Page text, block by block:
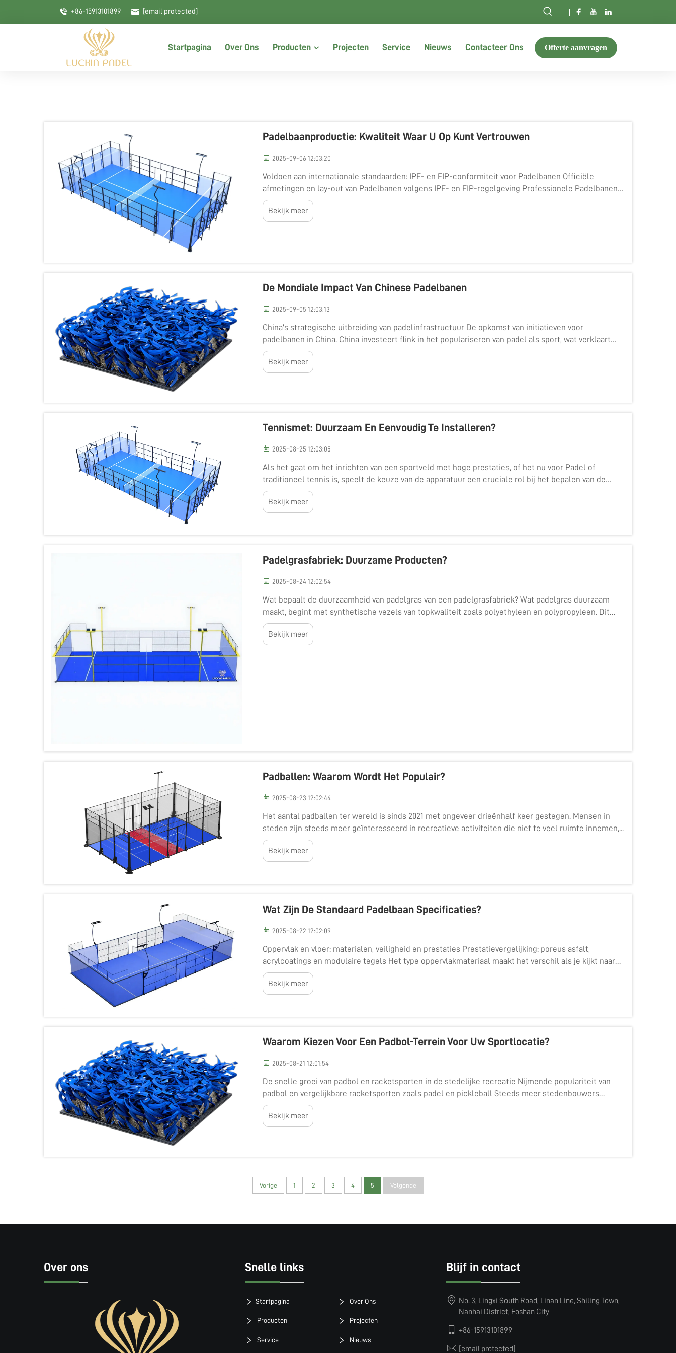
+86-15913101899 [email protected]
Startpagina Over Ons Producten Projecten Service Nieuws Contacteer Ons Offerte aanvragen
Padelbaanproductie: Kwaliteit Waar U Op Kunt Vertrouwen
2025-09-06 12:03:20
Voldoen aan internationale standaarden: IPF- en FIP-conformiteit voor Padelbanen Officiële
afmetingen en lay-out van Padelbanen volgens IPF- en FIP-regelgeving Professionele Padelbanen
moeten specifieke regels volgen die zijn vastgesteld door regelgevende instanties zoals FIP en...
Bekijk meer
De Mondiale Impact Van Chinese Padelbanen
2025-09-05 12:03:13
China's strategische uitbreiding van padelinfrastructuur De opkomst van initiatieven voor
padelbanen in China. China investeert flink in het populariseren van padel als sport, wat verklaart
waarom we tegenwoordig steeds meer nieuwe faciliteiten zien ontstaan in grote...
Bekijk meer
Tennismet: Duurzaam En Eenvoudig Te Installeren?
2025-08-25 12:03:05
Als het gaat om het inrichten van een sportveld met hoge prestaties, of het nu voor Padel of
traditioneel tennis is, speelt de keuze van de apparatuur een cruciale rol bij het bepalen van de
speelervaring. Van al deze essentiële onderdelen valt het tennistennisnet op als een kritiek com...
Bekijk meer
Padelgrasfabriek: Duurzame Producten?
2025-08-24 12:02:54
Wat bepaalt de duurzaamheid van padelgras van een padelgrasfabriek? Wat padelgras duurzaam
maakt, begint met synthetische vezels van topkwaliteit zoals polyethyleen en polypropyleen. Dit
materiaal...
Bekijk meer
Padballen: Waarom Wordt Het Populair?
2025-08-23 12:02:44
Het aantal padballen ter wereld is sinds 2021 met ongeveer drieënhalf keer gestegen. Mensen in
steden zijn steeds meer geïnteresseerd in recreatieve activiteiten die niet te veel ruimte innemen,...
Bekijk meer
Wat Zijn De Standaard Padelbaan Specificaties?
2025-08-22 12:02:09
Oppervlak en vloer: materialen, veiligheid en prestaties Prestatievergelijking: poreus asfalt,
acrylcoatings en modulaire tegels Het type oppervlakmateriaal maakt het verschil als je kijkt naar
de specificaties van de padelbaan en hoe het spel actu...
Bekijk meer
Waarom Kiezen Voor Een Padbol-Terrein Voor Uw Sportlocatie?
2025-08-21 12:01:54
De snelle groei van padbol en racketsporten in de stedelijke recreatie Nijmende populariteit van
padbol en vergelijkbare racketsporten zoals padel en pickleball Steeds meer stedenbouwers
beginnen padbolterreinen op hun radar te zetten, vooral omdat mensen...
Bekijk meer
Vorige 1 2 3 4 5 Volgende
Over ons Snelle links
Startpagina Over Ons
Producten Projecten
Service Nieuws
Blijf in contact
No. 3, Lingxi South Road, Linan Line, Shiling Town,
Nanhai District, Foshan City
+86-15913101899
[email protected]